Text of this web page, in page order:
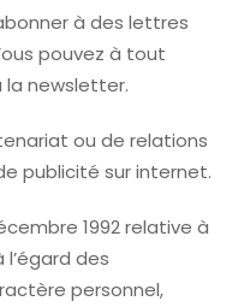
à des lettres
pouvez à tout
newsletter.
ou de relations
publicité sur internet.
1992 relative à
des
personnel,